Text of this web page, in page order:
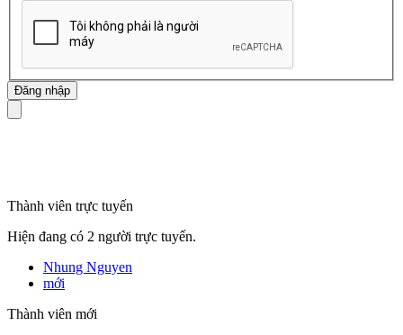
Thành viên trực tuyến
Hiện đang có 2 người trực tuyến.
Nhung Nguyen
mới
Thành viên mới